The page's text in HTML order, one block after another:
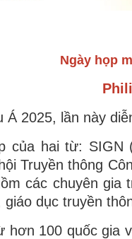
Ngày họp
Á 2025, lần này
của hai từ: SIGN
Truyền thông
các chuyên
dục truyền
hơn 100 quốc gia